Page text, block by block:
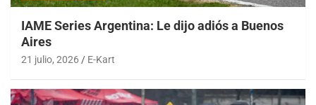
IAME Series Argentina: Le dijo adiós a Buenos
Aires
21 julio, 2026 E-Kart